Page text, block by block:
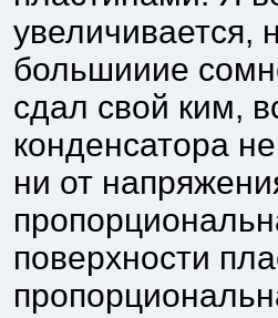
увеличивается,
большииие
сдал свой ким,
конденсатора
ни от
поверхности